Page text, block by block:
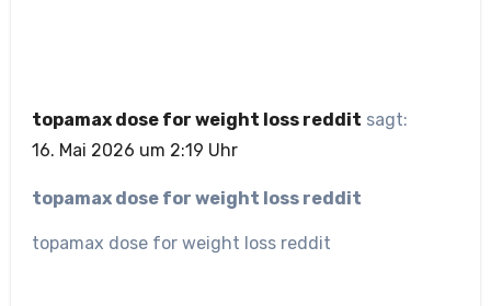
topamax dose for weight loss reddit sagt:
16. Mai 2026 um 2:19 Uhr
topamax dose for weight loss reddit
topamax dose for weight loss reddit